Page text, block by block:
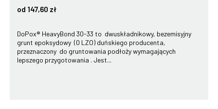
od 147,60 zł
DoPox® HeavyBond 30-33 to dwuskładnikowy, bezemisyjny
grunt epoksydowy (0 LZO) duńskiego producenta,
przeznaczony do gruntowania podłoży wymagających
lepszego przygotowania . Jest...